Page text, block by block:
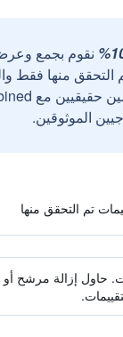
نقوم بجمع
التحقق منها فقط
الموثوقين.
حاول إزالة مرشح أو